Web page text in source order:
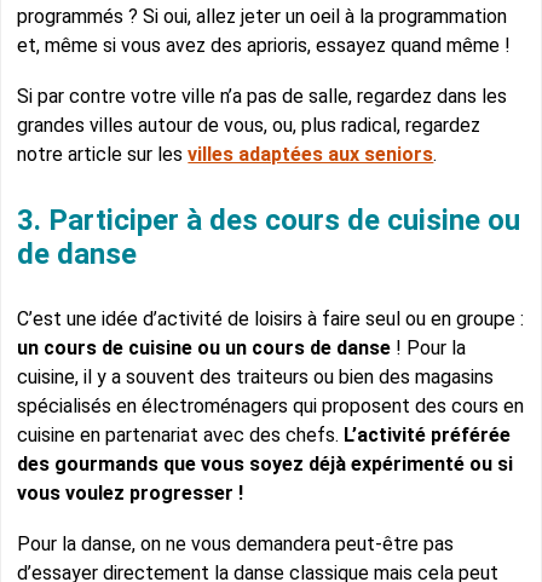
programmés ? Si oui, allez jeter un oeil à la programmation
et, même si vous avez des aprioris, essayez quand même !
Si par contre votre ville n’a pas de salle, regardez dans les
grandes villes autour de vous, ou, plus radical, regardez
notre article sur lesvilles adaptées aux seniors.
3. Participer à des cours de cuisine ou
de danse
C’est une idée d’activité de loisirs à faire seul ou en groupe :
un cours de cuisine ou un cours de danse ! Pour la
cuisine, il y a souvent des traiteurs ou bien des magasins
spécialisés en électroménagers qui proposent des cours en
cuisine en partenariat avec des chefs. L’activité préférée
des gourmands que vous soyez déjà expérimenté ou si
vous voulez progresser !
Pour la danse, on ne vous demandera peut-être pas
d’essayer directement la danse classique mais cela peut